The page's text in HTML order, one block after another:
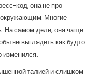
код, она не про
окружающим. Многие
На самом деле, она чаще
не выглядеть как будто
изменился.
талией и слишком